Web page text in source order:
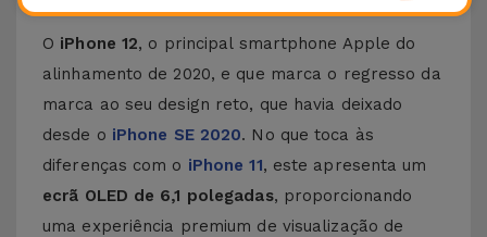
O iPhone 12, o principal smartphone Apple do
alinhamento de 2020, e que marca o regresso da
marca ao seu design reto, que havia deixado
desde o iPhone SE 2020. No que toca às
diferenças com o iPhone 11, este apresenta um
ecrã OLED de 6,1 polegadas, proporcionando
uma experiência premium de visualização de